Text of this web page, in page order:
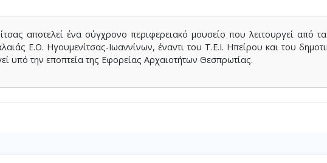
αποτελεί ένα σύγχρονο περιφερειακό μουσείο που λειτουργεί από
Ε.Ο. Ηγουμενίτσας-Ιωαννίνων, έναντι του Τ.Ε.Ι. Ηπείρου και του
υπό την εποπτεία της Εφορείας Αρχαιοτήτων Θεσπρωτίας.